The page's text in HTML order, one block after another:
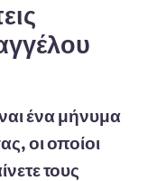
ένα μήνυμα
οι οποίοι
τους